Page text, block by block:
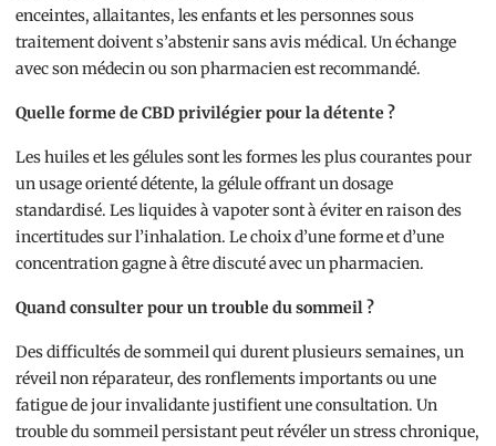
enceintes, allaitantes, les enfants et les personnes sous
traitement doivent s’abstenir sans avis médical. Un échange
avec son médecin ou son pharmacien est recommandé.
Quelle forme de CBD privilégier pour la détente ?
Les huiles et les gélules sont les formes les plus courantes pour
un usage orienté détente, la gélule offrant un dosage
standardisé. Les liquides à vapoter sont à éviter en raison des
incertitudes sur l’inhalation. Le choix d’une forme et d’une
concentration gagne à être discuté avec un pharmacien.
Quand consulter pour un trouble du sommeil ?
Des difficultés de sommeil qui durent plusieurs semaines, un
réveil non réparateur, des ronflements importants ou une
fatigue de jour invalidante justifient une consultation. Un
trouble du sommeil persistant peut révéler un stress chronique,